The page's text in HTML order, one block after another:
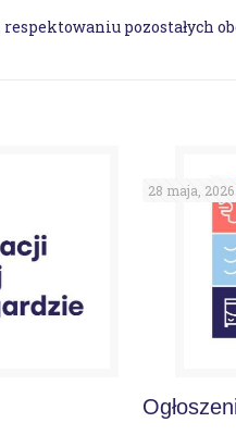
pozostałych
28 maja, 2026